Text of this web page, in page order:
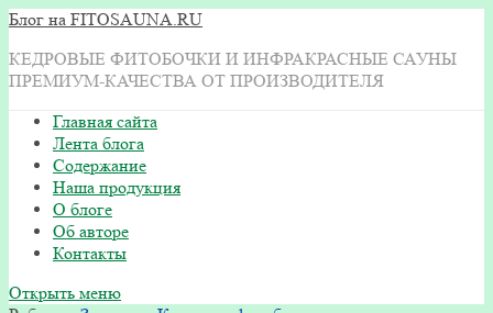
Блог на FITOSAUNA.RU
КЕДРОВЫЕ ФИТОБОЧКИ И ИНФРАКРАСНЫЕ САУНЫ
ПРЕМИУМ-КАЧЕСТВА ОТ ПРОИЗВОДИТЕЛЯ
Главная сайта
Лента блога
Содержание
Наша продукция
О блоге
Об авторе
Контакты
Открыть меню